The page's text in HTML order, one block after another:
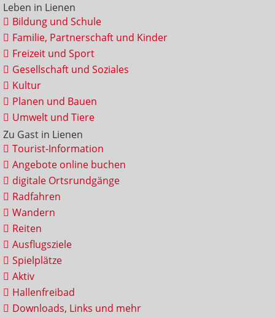
Leben in Lienen
Bildung und Schule
Familie, Partnerschaft und Kinder
Freizeit und Sport
Gesellschaft und Soziales
Kultur
Planen und Bauen
Umwelt und Tiere
Zu Gast in Lienen
Tourist-Information
Angebote online buchen
digitale Ortsrundgänge
Radfahren
Wandern
Reiten
Ausflugsziele
Spielplätze
Aktiv
Hallenfreibad
Downloads, Links und mehr